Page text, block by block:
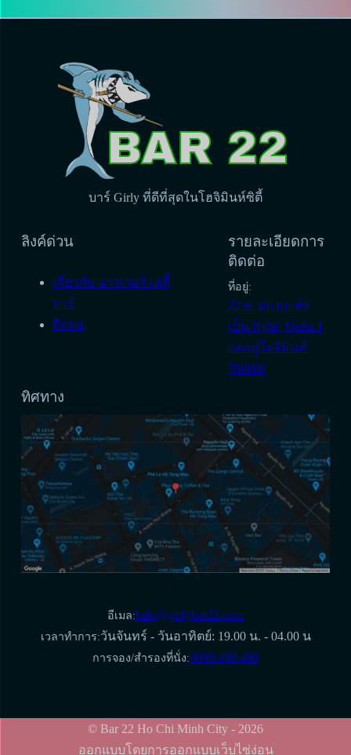
บาร์ Girly ที่ดีที่สุดในโฮจิมินห์ซิตี้
ลิงค์ด่วน
เกี่ยวกับ อาวเวอร์ เลดี้
บาร์
ติดต่อ
รายละเอียดการ
ติดต่อ
ที่อยู่:
22 ด. ฮุ่ย ถุก คัง
เบ็น Nghé, Quến 1
แทงฟู่โฮจิมินห์
700000
ทิศทาง
อีเมล:halo@girlybar22.com
เวลาทำการ:วันจันทร์ - วันอาทิตย์: 19.00 น. - 04.00 น
การจอง/สำรองที่นั่ง:0898 498 498
© Bar 22 Ho Chi Minh City - 2026
ออกแบบโดยการออกแบบเว็บไซ่ง่อน